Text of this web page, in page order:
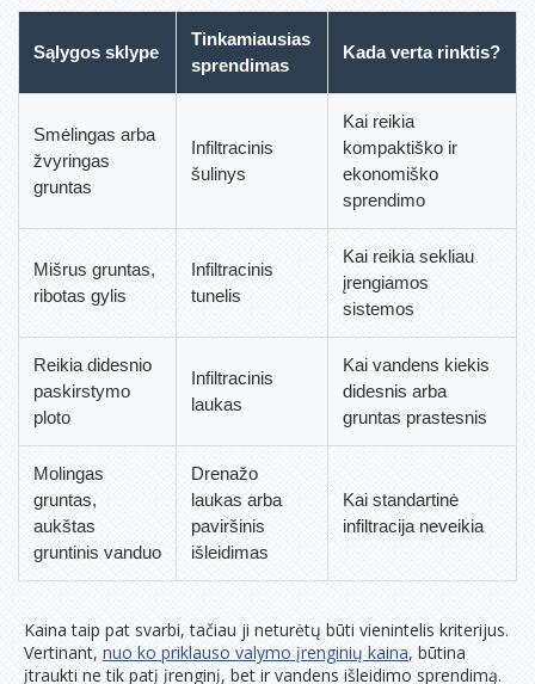
Sąlygos sklype
Tinkamiausias
sprendimas
Kada verta rinktis?
Smėlingas arba
žvyringas
gruntas
Infiltracinis
šulinys
Kai reikia
kompaktiško ir
ekonomiško
sprendimo
Mišrus gruntas,
ribotas gylis
Infiltracinis
tunelis
Kai reikia sekliau
įrengiamos
sistemos
Reikia didesnio
paskirstymo
ploto
Infiltracinis
laukas
Kai vandens kiekis
didesnis arba
gruntas prastesnis
Molingas
gruntas,
aukštas
gruntinis vanduo
Drenažo
laukas arba
paviršinis
išleidimas
Kai standartinė
infiltracija neveikia
Kaina taip pat svarbi, tačiau ji neturėtų būti vienintelis kriterijus.
Vertinant,nuo ko priklauso valymo įrenginių kaina, būtina
įtraukti ne tik patį įrenginį, bet ir vandens išleidimo sprendimą.